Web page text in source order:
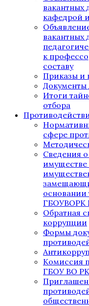
вакантных
кафедрой
вакантных
к
составу
Приказы и
Документы
Итоги
отбора
сфере
Сведения о
имуществе
основании
ГБОУВОРК
Обратная
коррупции
Формы
Комиссия
ГБОУ ВО